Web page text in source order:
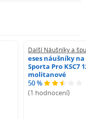
Další Náušníky a
eses náušníky
Sporta Pro KSC7
molitanové
50 %
(1 hodnocení)